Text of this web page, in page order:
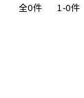
全0件 1-0件